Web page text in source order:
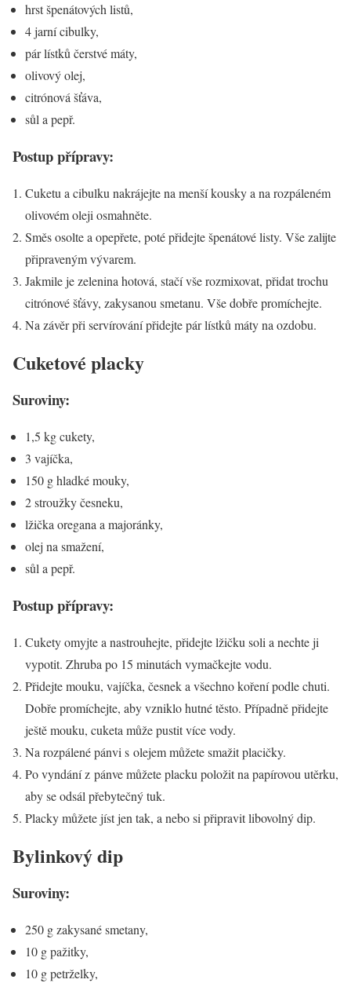
hrst špenátových listů,
4 jarní cibulky,
pár lístků čerstvé máty,
olivový olej,
citrónová šťáva,
sůl a pepř.
Postup přípravy:
Cuketu a cibulku nakrájejte na menší kousky a na rozpáleném
olivovém oleji osmahněte.
Směs osolte a opepřete, poté přidejte špenátové listy. Vše zalijte
připraveným vývarem.
Jakmile je zelenina hotová, stačí vše rozmixovat, přidat trochu
citrónové šťávy, zakysanou smetanu. Vše dobře promíchejte.
Na závěr při servírování přidejte pár lístků máty na ozdobu.
Cuketové placky
Suroviny:
1,5 kg cukety,
3 vajíčka,
150 g hladké mouky,
2 stroužky česneku,
lžička oregana a majoránky,
olej na smažení,
sůl a pepř.
Postup přípravy:
Cukety omyjte a nastrouhejte, přidejte lžičku soli a nechte ji
vypotit. Zhruba po 15 minutách vymačkejte vodu.
Přidejte mouku, vajíčka, česnek a všechno koření podle chuti.
Dobře promíchejte, aby vzniklo hutné těsto. Případně přidejte
ještě mouku, cuketa může pustit více vody.
Na rozpálené pánvi s olejem můžete smažit placičky.
Po vyndání z pánve můžete placku položit na papírovou utěrku,
aby se odsál přebytečný tuk.
Placky můžete jíst jen tak, a nebo si připravit libovolný dip.
Bylinkový dip
Suroviny:
250 g zakysané smetany,
10 g pažitky,
10 g petrželky,